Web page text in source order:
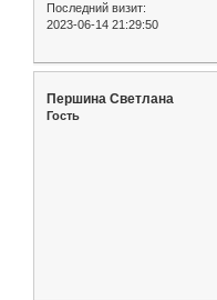
Последний визит:
2023-06-14 21:29:50
Першина Светлана
Гость